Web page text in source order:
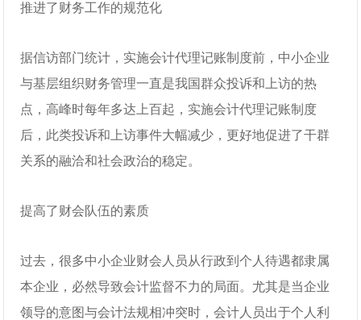
推进了财务工作的规范化
据信访部门统计，实施会计代理记账制度前，中小企业
与基层组织财务管理一直是我国群众投诉和上访的热
点，高峰时每年多达上百起，实施会计代理记账制度
后，此类投诉和上访事件大幅减少，更好地促进了干群
关系的融洽和社会政治的稳定。
提高了财会队伍的素质
过去，很多中小企业财会人员从行政到个人待遇都隶属
本企业，必然导致会计监督不力的局面。尤其是当企业
领导的意图与会计法规相冲突时，会计人员出于个人利